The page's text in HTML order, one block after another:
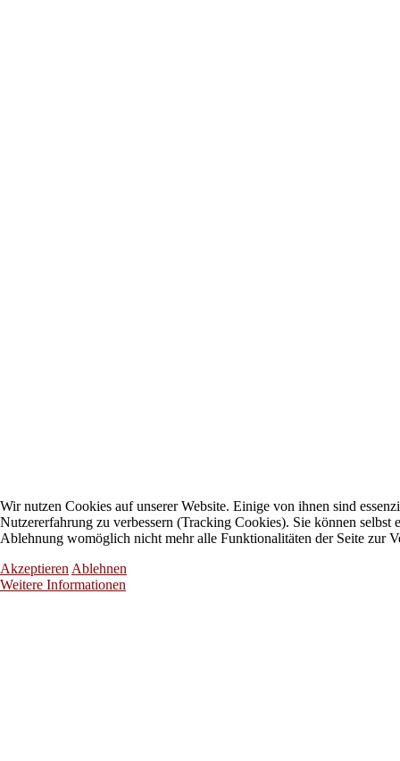
Wir nutzen Cookies auf unserer Website. Einige von ihnen sind
Nutzererfahrung zu verbessern (Tracking Cookies). Sie können selbst
Ablehnung womöglich nicht mehr alle Funktionalitäten der Seite zur
Akzeptieren Ablehnen
Weitere Informationen